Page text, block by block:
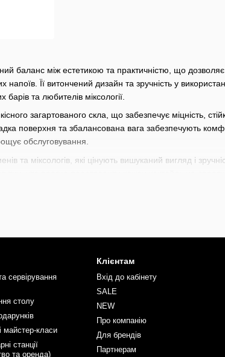
баланс між естетикою та практичністю, що
напоїв. Її витончений дизайн та зручність у
та любителів міксології.
загартованого скла, що забезпечує міцність,
поверхня та збалансована вага забезпечують
обслуговування.
та міксологів, які цінують вишуканий вигляд і
барного інвентаря починаючи від стрейнерів,
навички разом з інвентарем від BarTrigger.
сервірування
столу
майстер-класи
станції
та оренда)
Клієнтам
Вхід до кабінету
SALE
NEW
Про компанію
Для брендів
Партнерам